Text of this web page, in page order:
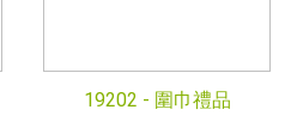
19202 - 圍巾禮品